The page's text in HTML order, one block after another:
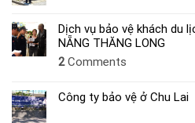
Dịch vụ bảo vệ khách du
NẴNG THĂNG LONG
2Comments
Công ty bảo vệ ở Chu Lai